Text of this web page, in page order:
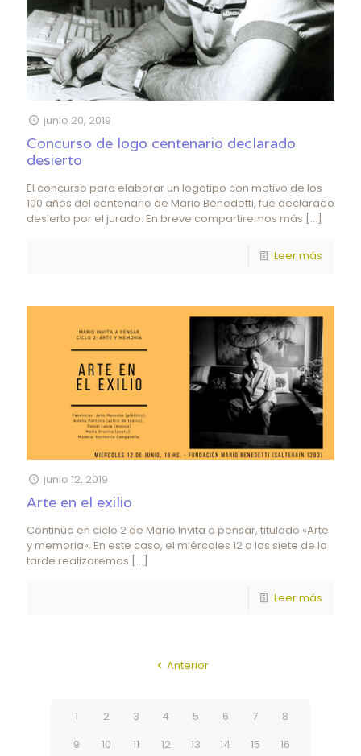
junio 20, 2019
Concurso de logo centenario declarado
desierto
El concurso para elaborar un logotipo con motivo de los
100 años del centenario de Mario Benedetti, fue declarado
desierto por el jurado. En breve compartiremos más […]
Leer más
junio 12, 2019
Arte en el exilio
Continúa en ciclo 2 de Mario Invita a pensar, titulado «Arte
y memoria». En este caso, el miércoles 12 a las siete de la
tarde realizaremos […]
Leer más
Anterior
1 2 3 4 5 6 7
8
9
10 11 12 13 14 15
16